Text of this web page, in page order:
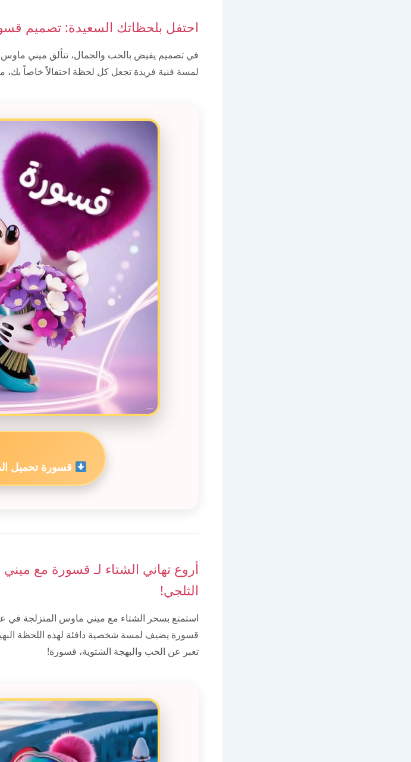
احتفل بلحظاتك السعيدة: تصميم
في تصميم يفيض بالحب والجمال، تتألق ميني
لمسة فنية فريدة تجعل كل لحظة احتفالاً خاصاً بك،
قسورة تحميل
أروع تهاني الشتاء لـ قسورة مع
الثلجي!
استمتع بسحر الشتاء مع ميني ماوس المتزلجة
قسورة يضيف لمسة شخصية دافئة لهذه اللحظة
تعبر عن الحب والبهجة الشتوية، قسورة!